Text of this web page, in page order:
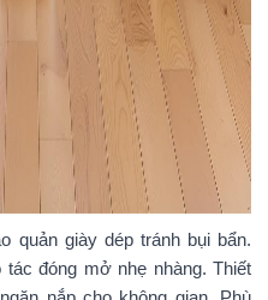
quản giày dép tránh bụi bẩn.
đóng mở nhẹ nhàng. Thiết